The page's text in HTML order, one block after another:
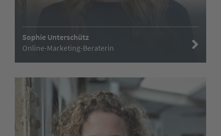
Sophie Unterschütz
Online-Marketing-Beraterin